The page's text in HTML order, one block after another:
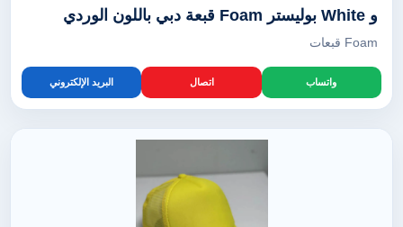
و White بوليستر Foam قبعة دبي باللون الوردي
Foam قبعات
واتساب اتصال البريد الإلكتروني